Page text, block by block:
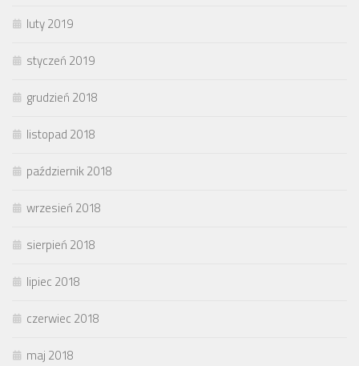
luty 2019
styczeń 2019
grudzień 2018
listopad 2018
październik 2018
wrzesień 2018
sierpień 2018
lipiec 2018
czerwiec 2018
maj 2018